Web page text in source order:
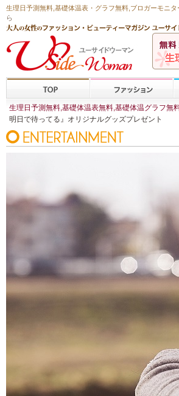
生理日予測無料 基礎体温表・グラフ無料 ,ブロガーモニ
ら
生理日予測無料,基礎体温表無料,基礎体温グラフ
明日で待ってる』オリジナルグッズプレゼント